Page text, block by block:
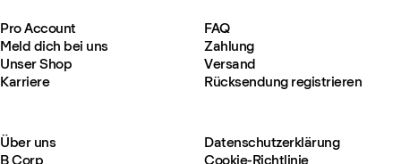
Pro Account
Meld dich bei uns
Unser Shop
Karriere
FAQ
Zahlung
Versand
Rücksendung registrieren
Über uns
B Corp
Datenschutzerklärung
Cookie-Richtlinie